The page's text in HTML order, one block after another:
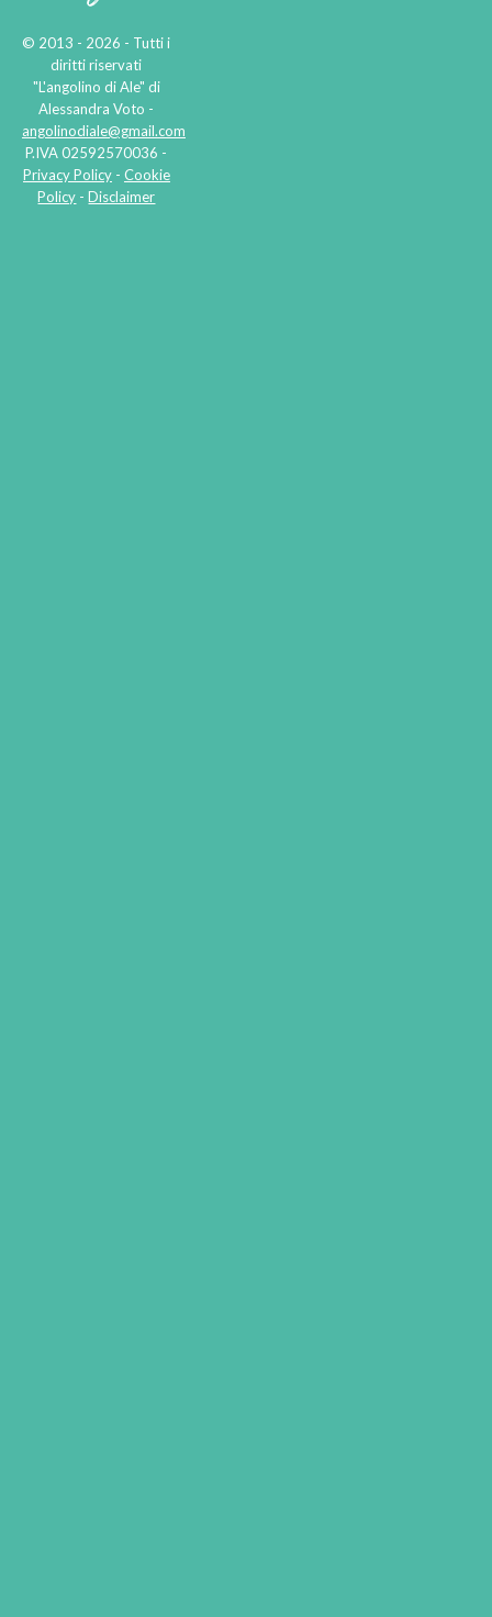
© 2013 - 2026 - Tutti i
diritti riservati
"L'angolino di Ale" di
Alessandra Voto -
angolinodiale@gmail.com
P.IVA 02592570036 -
Privacy Policy- Cookie
Policy -Disclaimer